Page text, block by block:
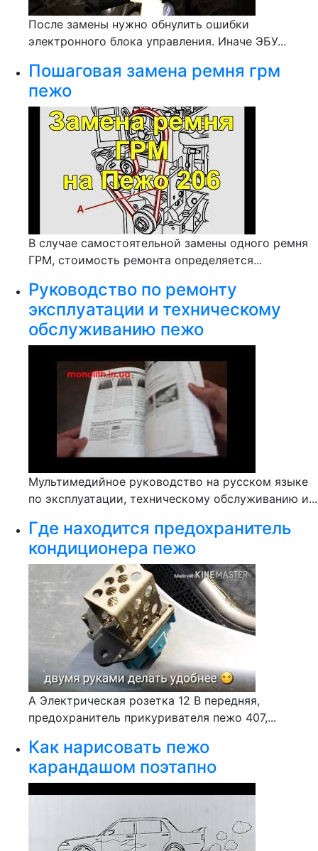
После замены нужно обнулить ошибки
электронного блока управления. Иначе ЭБУ...
Пошаговая замена ремня грм
пежо
В случае самостоятельной замены одного ремня
ГРМ, стоимость ремонта определяется...
Руководство по ремонту
эксплуатации и техническому
обслуживанию пежо
Мультимедийное руководство на русском языке
по эксплуатации, техническому обслуживанию и...
Где находится предохранитель
кондиционера пежо
А Электрическая розетка 12 В передняя,
предохранитель прикуривателя пежо 407,...
Как нарисовать пежо
карандашом поэтапно